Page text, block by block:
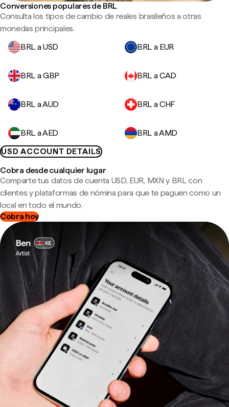
Conversiones populares de BRL
Consulta los tipos de cambio de reales brasileños a otras
monedas principales.
BRL a USD
BRL a EUR
BRL a GBP BRL a CAD
BRL a AUD BRL a CHF
BRL a AED
BRL a AMD
USD ACCOUNT DETAILS
Cobra desde cualquier lugar
Comparte tus datos de cuenta USD, EUR, MXN y BRL con
clientes y plataformas de nómina para que te paguen como un
local en todo el mundo.
Cobra hoy